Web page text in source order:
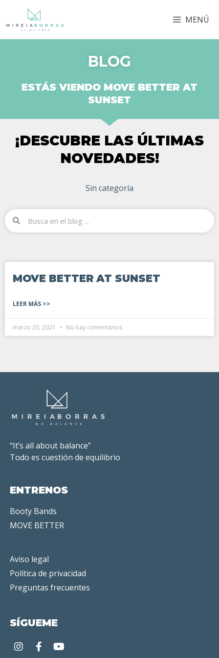
MENÚ
BLOG
ESTÁS VIENDO MOVE BETTER AT
SUNSET
¡DESCUBRE LAS ÚLTIMAS
NOVEDADES!
Sin categoría
MOVE BETTER AT SUNSET
LEER MÁS >>
marzo 20, 2021 No hay comentarios
“It’s all about balance”
Todo es cuestión de equilibrio
ENTRENOS
Booty Bands
MOVE BETTER
Aviso legal
Política de privacidad
Preguntas frecuentes
SÍGUEME